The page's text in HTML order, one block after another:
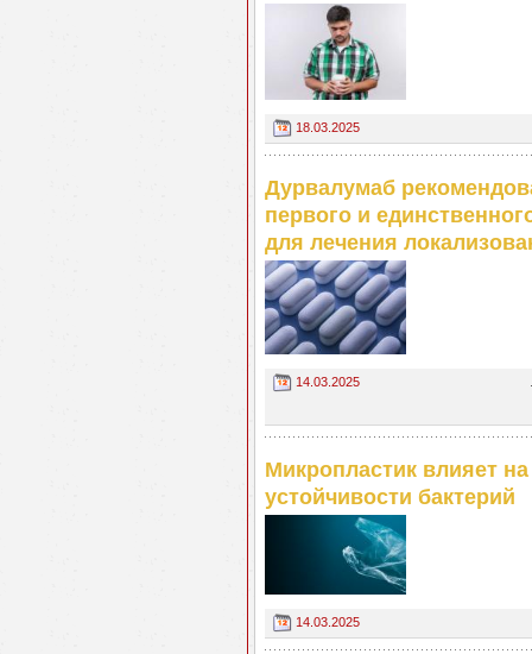
18.03.2025
Дурвалумаб
первого и
для лечения
14.03.2025
Микропластик влияет
устойчивости бактерий
14.03.2025